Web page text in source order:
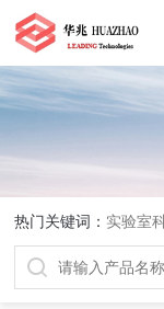
热门关键词： 实验室